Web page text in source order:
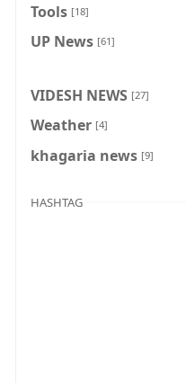
Tools [18]
UP News [61]
VIDESH NEWS [27]
Weather [4]
khagaria news [9]
HASHTAG